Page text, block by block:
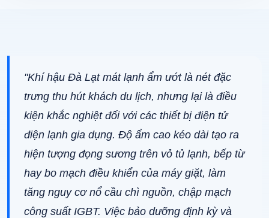
"Khí hậu Đà Lạt mát lạnh ẩm ướt là nét đặc
trưng thu hút khách du lịch, nhưng lại là điều
kiện khắc nghiệt đối với các thiết bị điện tử
điện lạnh gia dụng. Độ ẩm cao kéo dài tạo ra
hiện tượng đọng sương trên vỏ tủ lạnh, bếp từ
hay bo mạch điều khiển của máy giặt, làm
tăng nguy cơ nổ cầu chì nguồn, chập mạch
công suất IGBT. Việc bảo dưỡng định kỳ và